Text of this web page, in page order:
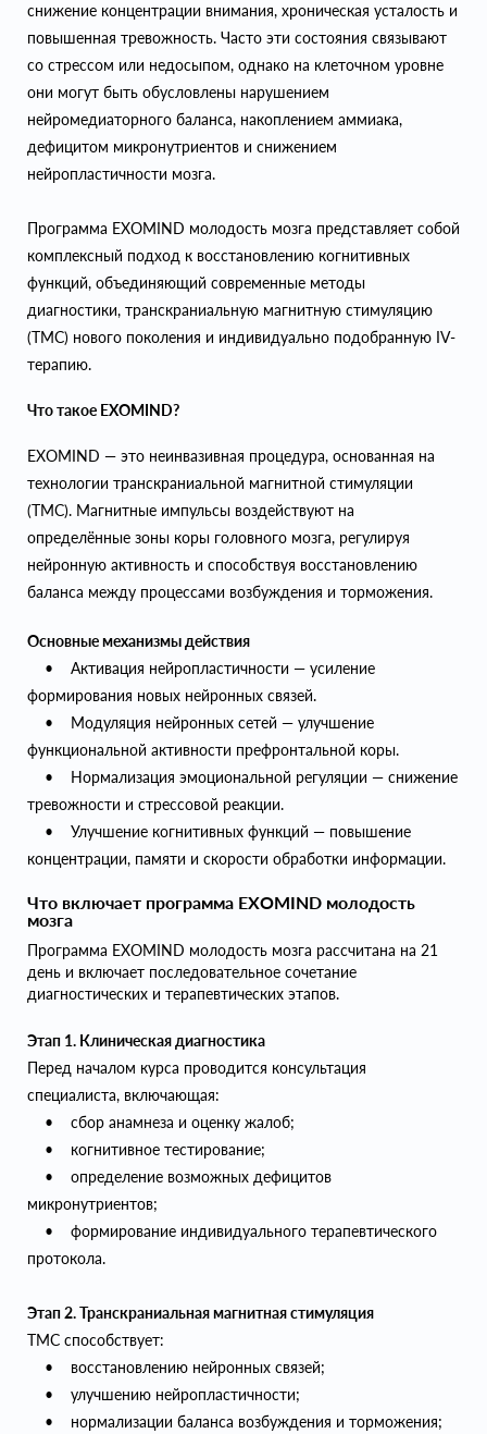
снижение концентрации внимания, хроническая усталость и
повышенная тревожность. Часто эти состояния связывают
со стрессом или недосыпом, однако на клеточном уровне
они могут быть обусловлены нарушением
нейромедиаторного баланса, накоплением аммиака,
дефицитом микронутриентов и снижением
нейропластичности мозга.
Программа EXOMIND молодость мозга представляет собой
комплексный подход к восстановлению когнитивных
функций, объединяющий современные методы
диагностики, транскраниальную магнитную стимуляцию
(ТМС) нового поколения и индивидуально подобранную IV-
терапию.
Что такое EXOMIND?
EXOMIND — это неинвазивная процедура, основанная на
технологии транскраниальной магнитной стимуляции
(ТМС). Магнитные импульсы воздействуют на
определённые зоны коры головного мозга, регулируя
нейронную активность и способствуя восстановлению
баланса между процессами возбуждения и торможения.
Основные механизмы действия
• Активация нейропластичности — усиление
формирования новых нейронных связей.
• Модуляция нейронных сетей — улучшение
функциональной активности префронтальной коры.
• Нормализация эмоциональной регуляции — снижение
тревожности и стрессовой реакции.
• Улучшение когнитивных функций — повышение
концентрации, памяти и скорости обработки информации.
Что включает программа EXOMIND молодость
мозга
Программа EXOMIND молодость мозга рассчитана на 21
день и включает последовательное сочетание
диагностических и терапевтических этапов.
Этап 1. Клиническая диагностика
Перед началом курса проводится консультация
специалиста, включающая:
• сбор анамнеза и оценку жалоб;
• когнитивное тестирование;
• определение возможных дефицитов
микронутриентов;
• формирование индивидуального терапевтического
протокола.
Этап 2. Транскраниальная магнитная стимуляция
ТМС способствует:
• восстановлению нейронных связей;
• улучшению нейропластичности;
• нормализации баланса возбуждения и торможения;